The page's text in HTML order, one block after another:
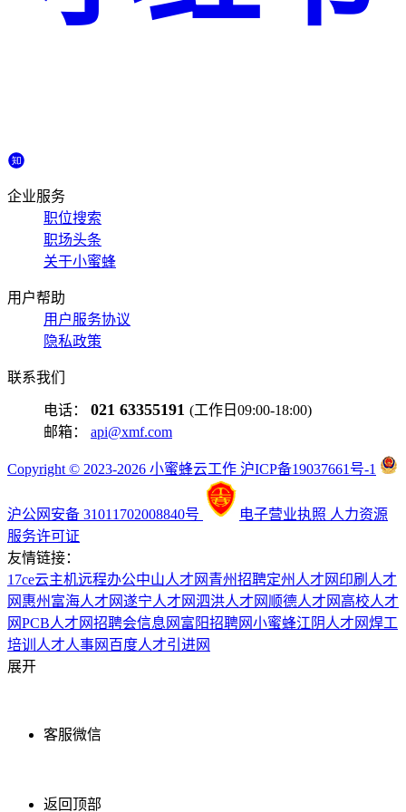
企业服务
职位搜索
职场头条
关于小蜜蜂
用户帮助
用户服务协议
隐私政策
联系我们
电话： 021 63355191 (工作日09:00-18:00)
邮箱： api@xmf.com
Copyright © 2023-2026 小蜜蜂云工作 沪ICP备19037661号-1
沪公网安备 31011702008840号 电子营业执照 人力资源
服务许可证
友情链接：
17ce云主机远程办公中山人才网 青州招聘定州人才网 印刷人才
网 惠州富海人才网遂宁人才网泗洪人才网 顺德人才网 高校人才
网PCB人才网招聘会信息网 富阳招聘网小蜜蜂江阴人才网焊工
培训 人才人事网 百度人才引进网
展开
客服微信
返回顶部